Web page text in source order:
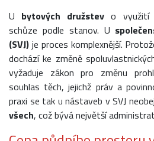
U bytových družstevo využití
schůze podle stanov. U
(SVJ) je proces komplexnější.
dochází ke změně
vyžaduje zákon pro změnu
souhlas těch, jejichž práv a
praxi se tak u nástaveb v SVJ
všech, což bývá největší